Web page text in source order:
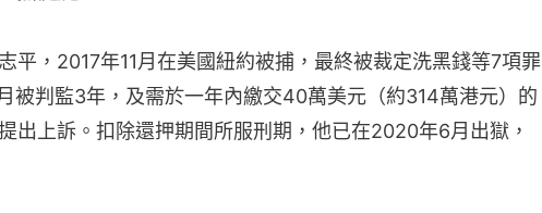
平，2017年11月在美國紐約被捕，最終被裁定洗黑錢等7項罪
被判監3年，及需於一年內繳交40萬美元（約314萬港元）的
出上訴。扣除還押期間所服刑期，他已在2020年6月出獄，